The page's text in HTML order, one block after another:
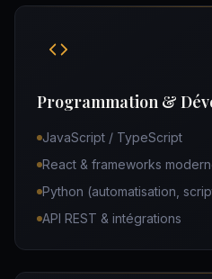
Programmation &
JavaScript / TypeScript
React & frameworks
Python (automatisation,
API REST & intégrations